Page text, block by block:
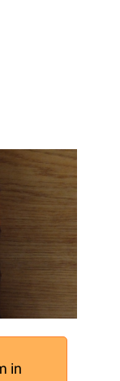
in